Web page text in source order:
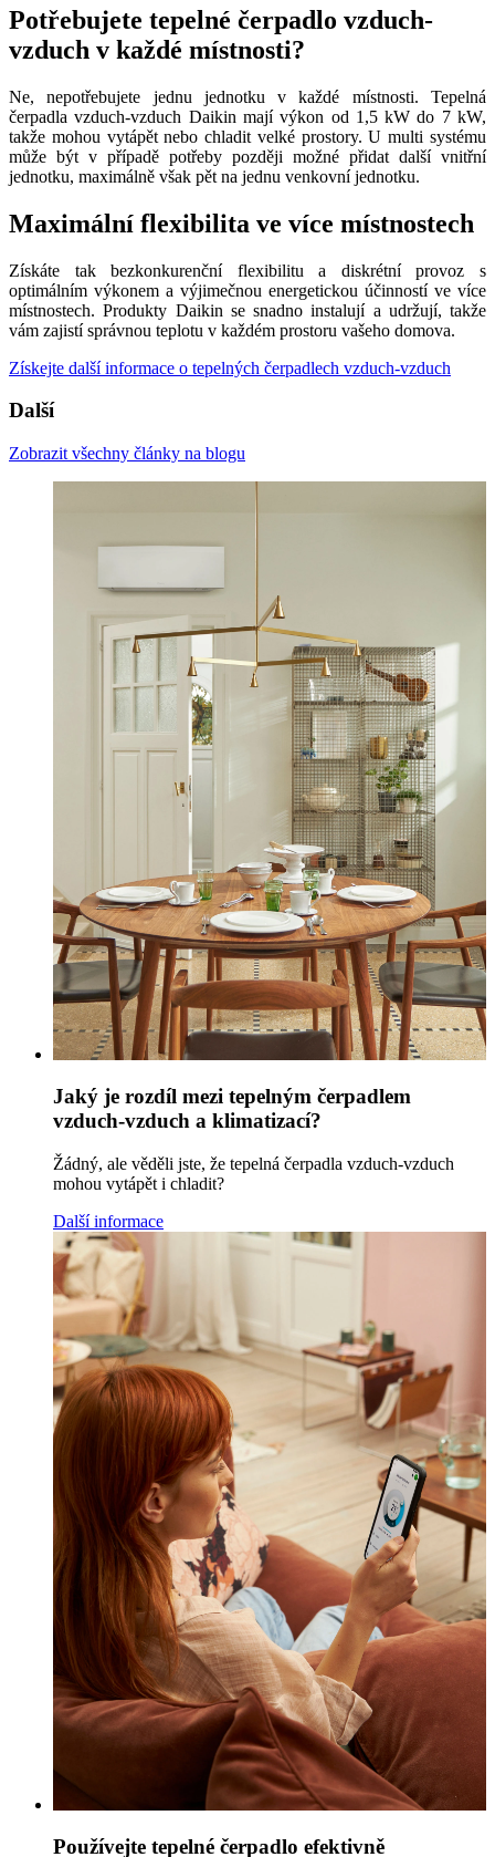
Potřebujete tepelné čerpadlo vzduch-
vzduch v každé místnosti?
Ne, nepotřebujete jednu jednotku v každé místnosti. Tepelná
čerpadla vzduch-vzduch Daikin mají výkon od 1,5 kW do 7 kW,
takže mohou vytápět nebo chladit velké prostory. U multi systému
může být v případě potřeby později možné přidat další vnitřní
jednotku, maximálně však pět na jednu venkovní jednotku.
Maximální flexibilita ve více místnostech
Získáte tak bezkonkurenční flexibilitu a diskrétní provoz s
optimálním výkonem a výjimečnou energetickou účinností ve více
místnostech. Produkty Daikin se snadno instalují a udržují, takže
vám zajistí správnou teplotu v každém prostoru vašeho domova.
Získejte další informace o tepelných čerpadlech vzduch-vzduch
Další
Zobrazit všechny články na blogu
Jaký je rozdíl mezi tepelným čerpadlem
vzduch-vzduch a klimatizací?
Žádný, ale věděli jste, že tepelná čerpadla vzduch-vzduch
mohou vytápět i chladit?
Další informace
Používejte tepelné čerpadlo efektivně